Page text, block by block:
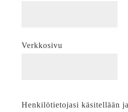
Verkkosivu
Henkilötietojasi käsitellään